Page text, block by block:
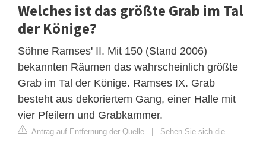
Welches ist das größte Grab im Tal
der Könige?
Söhne Ramses' II. Mit 150 (Stand 2006)
bekannten Räumen das wahrscheinlich größte
Grab im Tal der Könige. Ramses IX. Grab
besteht aus dekoriertem Gang, einer Halle mit
vier Pfeilern und Grabkammer.
Antrag auf Entfernung der Quelle | Sehen Sie sich die